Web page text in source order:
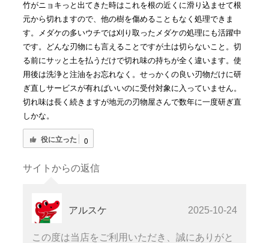
竹がニョキっと出てきた時はこれを根の近くに滑り込ませて根
元から切れますので、他の樹を傷めることもなく処理できま
す。メダケの多いウチでは刈り取ったメダケの処理にも活躍中
です。どんな刃物にも言えることですが土は切らないこと。切
る前にサッと土を払うだけで切れ味の持ちが全く違います。使
用後は洗浄と注油をお忘れなく。せっかくの良い刃物だけに研
ぎ直しサービスが有ればいいのに受付対象に入っていません。
切れ味は長く続きますが地元の刃物屋さんで数年に一度研ぎ直
しかな。
役に立った 0
サイトからの返信
アルスケ 2025-10-24
この度は当店をご利用いただき、誠にありがと